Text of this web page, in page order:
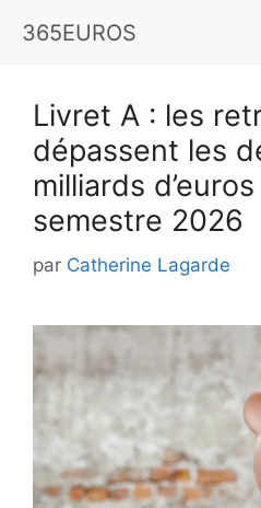
365EUROS
Livret A : les
dépassent les
milliards
semestre 2026
par Catherine Lagarde